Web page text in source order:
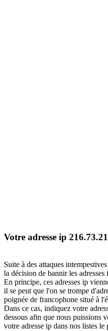
Votre adresse ip
Suite à des attaques
la décision de bannir les adresses
En principe, ces adresses ip
il se peut que l'on se trompe
poignée de francophone situé à
Dans ce cas, indiquez votre
dessous afin que nous puissions
votre adresse ip dans nos listes